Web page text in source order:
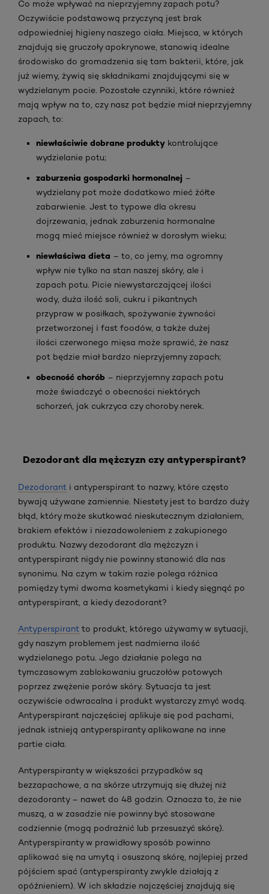
Co może wpływać na nieprzyjemny zapach potu?
Oczywiście podstawową przyczyną jest brak
odpowiedniej higieny naszego ciała. Miejsca, w których
znajdują się gruczoły apokrynowe, stanowią idealne
środowisko do gromadzenia się tam bakterii, które, jak
już wiemy, żywią się składnikami znajdującymi się w
wydzielanym pocie. Pozostałe czynniki, które również
mają wpływ na to, czy nasz pot będzie miał nieprzyjemny
zapach, to:
niewłaściwie dobrane produkty kontrolujące
wydzielanie potu;
zaburzenia gospodarki hormonalnej –
wydzielany pot może dodatkowo mieć żółte
zabarwienie. Jest to typowe dla okresu
dojrzewania, jednak zaburzenia hormonalne
mogą mieć miejsce również w dorosłym wieku;
niewłaściwa dieta – to, co jemy, ma ogromny
wpływ nie tylko na stan naszej skóry, ale i
zapach potu. Picie niewystarczającej ilości
wody, duża ilość soli, cukru i pikantnych
przypraw w posiłkach, spożywanie żywności
przetworzonej i fast foodów, a także dużej
ilości czerwonego mięsa może sprawić, że nasz
pot będzie miał bardzo nieprzyjemny zapach;
obecność chorób – nieprzyjemny zapach potu
może świadczyć o obecności niektórych
schorzeń, jak cukrzyca czy choroby nerek.
Dezodorant dla mężczyzn czy antyperspirant?
Dezodorant i antyperspirant to nazwy, które często
bywają używane zamiennie. Niestety jest to bardzo duży
błąd, który może skutkować nieskutecznym działaniem,
brakiem efektów i niezadowoleniem z zakupionego
produktu. Nazwy dezodorant dla mężczyzn i
antyperspirant nigdy nie powinny stanowić dla nas
synonimu. Na czym w takim razie polega różnica
pomiędzy tymi dwoma kosmetykami i kiedy sięgnąć po
antyperspirant, a kiedy dezodorant?
Antyperspirant to produkt, którego używamy w sytuacji,
gdy naszym problemem jest nadmierna ilość
wydzielanego potu. Jego działanie polega na
tymczasowym zablokowaniu gruczołów potowych
poprzez zwężenie porów skóry. Sytuacja ta jest
oczywiście odwracalna i produkt wystarczy zmyć wodą.
Antyperspirant najczęściej aplikuje się pod pachami,
jednak istnieją antyperspiranty aplikowane na inne
partie ciała.
Antyperspiranty w większości przypadków są
bezzapachowe, a na skórze utrzymują się dłużej niż
dezodoranty – nawet do 48 godzin. Oznacza to, że nie
muszą, a w zasadzie nie powinny być stosowane
codziennie (mogą podrażnić lub przesuszyć skórę).
Antyperspiranty w prawidłowy sposób powinno
aplikować się na umytą i osuszoną skórę, najlepiej przed
pójściem spać (antyperspiranty zwykle działają z
opóźnieniem). W ich składzie najczęściej znajdują się